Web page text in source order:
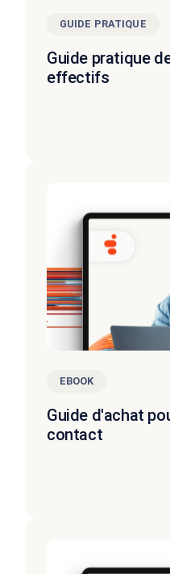
GUIDE PRATIQUE
Guide pratique
effectifs
EBOOK
Guide d'achat
contact